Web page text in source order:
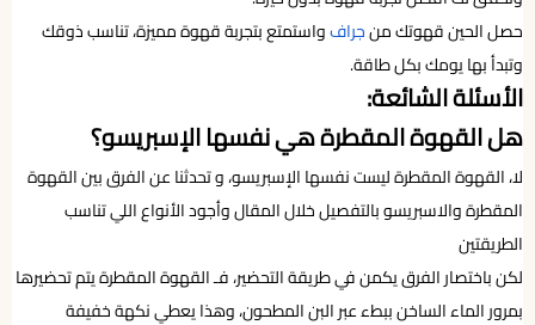
حصل الحين قهوتك منجرافواستمتع بتجربة قهوة مميزة، تناسب ذوقك
وتبدأ بها يومك بكل طاقة.
الأسئلة الشائعة:
هل القهوة المقطرة هي نفسها الإسبريسو؟
لا، القهوة المقطرة ليست نفسها الإسبريسو، و تحدثنا عن الفرق بين القهوة
المقطرة والاسبريسو بالتفصيل خلال المقال وأجود الأنواع اللي تناسب
الطريقتين
لكن باختصار الفرق يكمن في طريقة التحضير، فـ القهوة المقطرة يتم تحضيرها
بمرور الماء الساخن ببطء عبر البن المطحون، وهذا يعطي نكهة خفيفة